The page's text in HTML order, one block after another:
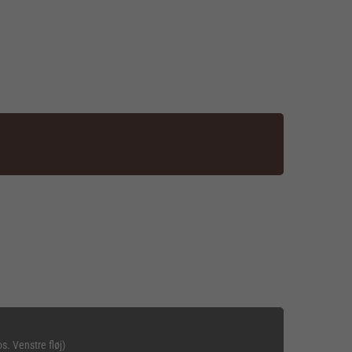
Venstre fløj)